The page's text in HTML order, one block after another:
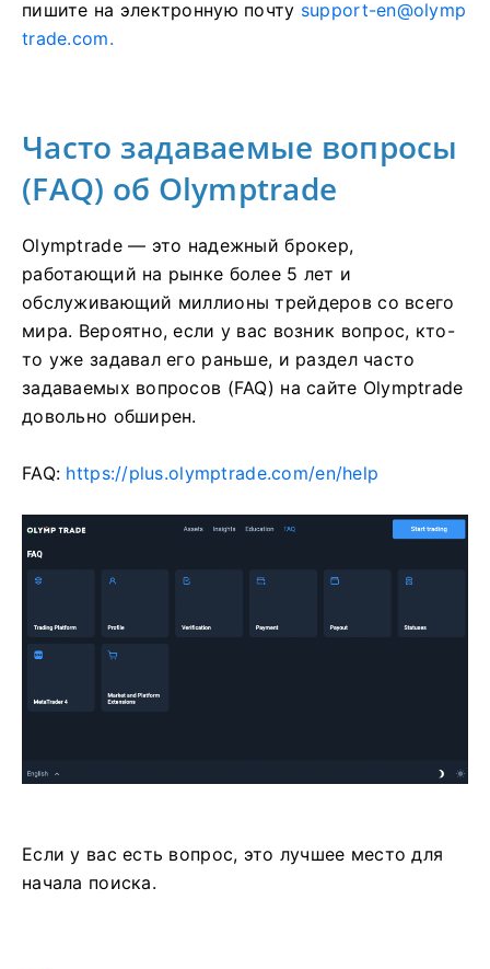
пишите на электронную почту support-en@olymp
trade.com.
Часто задаваемые вопросы
(FAQ) об Olymptrade
Olymptrade — это надежный брокер,
работающий на рынке более 5 лет и
обслуживающий миллионы трейдеров со всего
мира. Вероятно, если у вас возник вопрос, кто-
то уже задавал его раньше, и раздел часто
задаваемых вопросов (FAQ) на сайте Olymptrade
довольно обширен.
FAQ: https://plus.olymptrade.com/en/help
Если у вас есть вопрос, это лучшее место для
начала поиска.